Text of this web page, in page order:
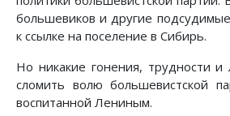
большевиков и другие
к ссылке на поселение в Сибирь.
Но никакие гонения, трудности
сломить волю большевистской
воспитанной Лениным.